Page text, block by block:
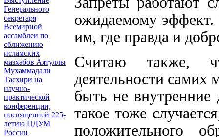
Генерального
секретаря
Всемирной
ассамблеи по
сближению
исламских
мазхабов Аятуллы
Мухаммадали
Тасхири на
научно-
практической
конференции,
посвященной 225-
летию ЦДУМ
России
ожидаемому эффект.
им, где правда и
Считаю также,
деятельности самих
быть не внутренние
такое тоже
положительного